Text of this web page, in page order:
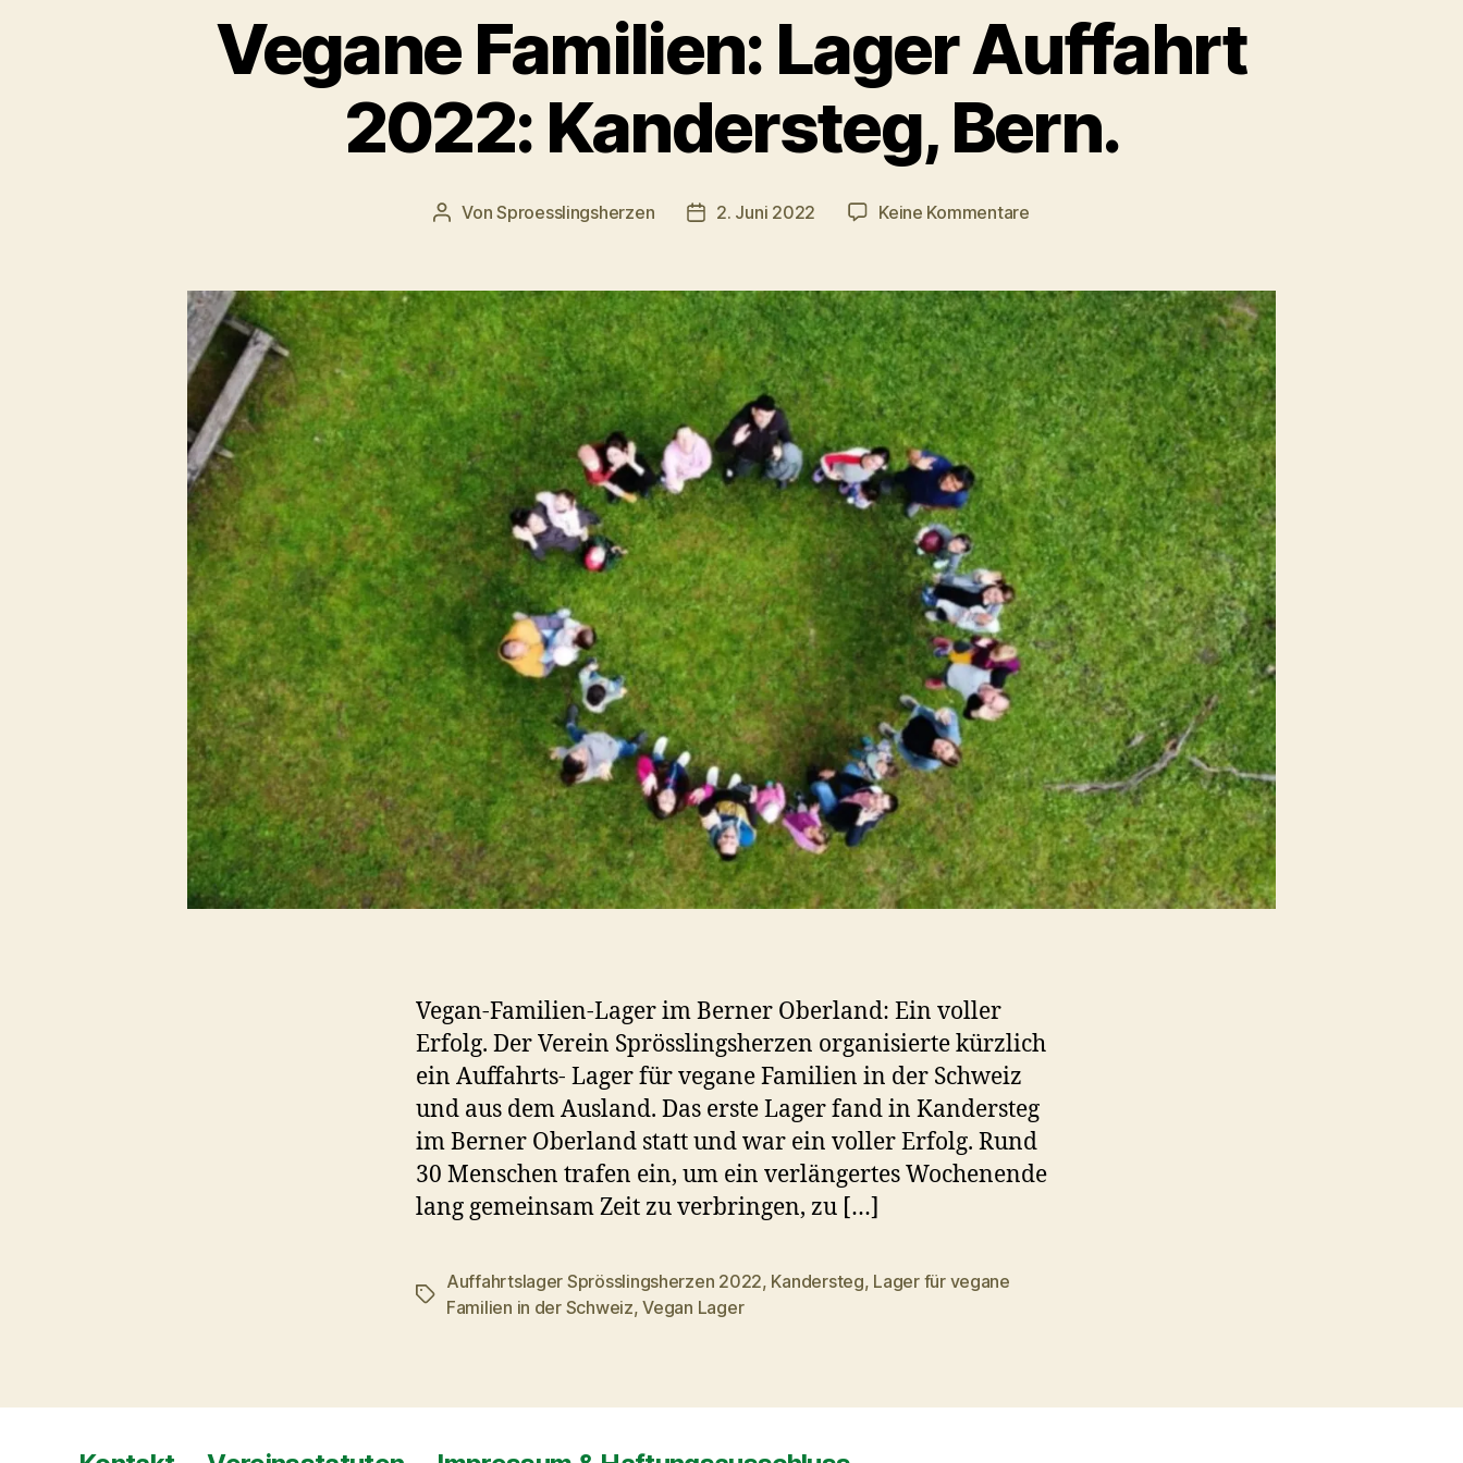
Vegane Familien: Lager Auffahrt
2022: Kandersteg, Bern.
Beitragsautor
VonSproesslingsherzen Veröffentlichungsdatum
2. Juni 2022 Keine Kommentarezu
Lager
Auffahrt
2022:
Kandersteg,
Bern.
Vegan-Familien-Lager im Berner Oberland: Ein voller
Erfolg. Der Verein Sprösslingsherzen organisierte kürzlich
ein Auffahrts- Lager für vegane Familien in der Schweiz
und aus dem Ausland. Das erste Lager fand in Kandersteg
im Berner Oberland statt und war ein voller Erfolg. Rund
30 Menschen trafen ein, um ein verlängertes Wochenende
lang gemeinsam Zeit zu verbringen, zu […]
Schlagwörter
Auffahrtslager Sprösslingsherzen 2022, Kandersteg, Lager für vegane
Familien in der Schweiz,Vegan Lager